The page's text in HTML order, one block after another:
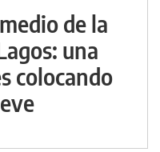
de la
una
colocando